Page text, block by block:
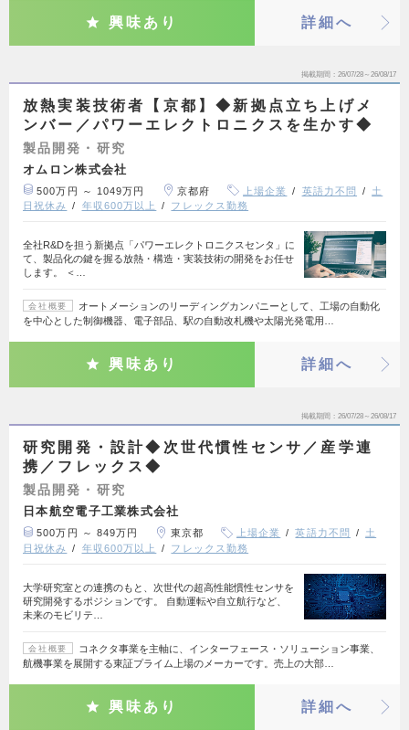
興味あり 詳細へ
掲載期間 26/07/28～26/08/17
放熱実装技術者【京都】◆新拠点立ち上げメ
ンバー／パワーエレクトロニクスを生かす◆
製品開発・研究
オムロン株式会社
500万円 ～ 1049万円 京都府 上場企業 英語力不問
土
日祝休み
年収600万以上 フレックス勤務
全社R&Dを担う新拠点「パワーエレクトロニクスセンタ」に
て、製品化の鍵を握る放熱・構造・実装技術の開発をお任せ
します。 ＜…
会社概要
オートメーションのリーディングカンパニーとして、工場の自動化
を中心とした制御機器、電子部品、駅の自動改札機や太陽光発電用…
興味あり 詳細へ
掲載期間 26/07/28～26/08/17
研究開発・設計◆次世代慣性センサ／産学連
携／フレックス◆
製品開発・研究
日本航空電子工業株式会社
500万円 ～ 849万円 東京都 上場企業 英語力不問
土
日祝休み
年収600万以上 フレックス勤務
大学研究室との連携のもと、次世代の超高性能慣性センサを
研究開発するポジションです。 自動運転や自立航行など、
未来のモビリテ…
会社概要
コネクタ事業を主軸に、インターフェース・ソリューション事業、
航機事業を展開する東証プライム上場のメーカーです。売上の大部…
興味あり 詳細へ